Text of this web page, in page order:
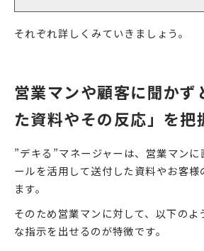
それぞれ詳しくみていきましょう。
営業マンや顧客に聞かず
た資料やその反応」を把
”デキる”マネージャーは、営業マン
ールを活用して送付した資料やお客様
ます。
そのため営業マンに対して、以下のよ
な指示を出せるのが特徴です。